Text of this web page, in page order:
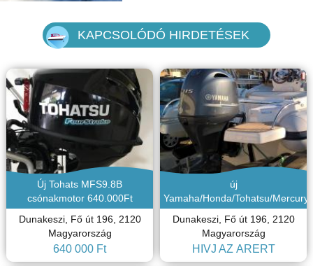
KAPCSOLÓDÓ HIRDETÉSEK
Új Tohats MFS9.8B
csónakmotor 640.000Ft
Dunakeszi, Fő út 196, 2120
Magyarország
640 000 Ft
új
Yamaha/Honda/Tohatsu/Mercury
csónakmotorok
Dunakeszi, Fő út 196, 2120
Magyarország
HÍVJ AZ ÁRÉRT